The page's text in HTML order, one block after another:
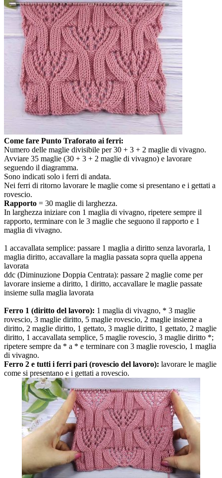
Come fare Punto Traforato ai ferri:
Numero delle maglie divisibile per 30 + 3 + 2 maglie di vivagno.
Avviare 35 maglie (30 + 3 + 2 maglie di vivagno) e lavorare
seguendo il diagramma.
Sono indicati solo i ferri di andata.
Nei ferri di ritorno lavorare le maglie come si presentano e i gettati a
rovescio.
Rapporto = 30 maglie di larghezza.
In larghezza iniziare con 1 maglia di vivagno, ripetere sempre il
rapporto, terminare con le 3 maglie che seguono il rapporto e 1
maglia di vivagno.
1 accavallata semplice: passare 1 maglia a diritto senza lavorarla, 1
maglia diritto, accavallare la maglia passata sopra quella appena
lavorata
ddc (Diminuzione Doppia Centrata): passare 2 maglie come per
lavorare insieme a diritto, 1 diritto, accavallare le maglie passate
insieme sulla maglia lavorata
Ferro 1 (diritto del lavoro): 1 maglia di vivagno, * 3 maglie
rovescio, 3 maglie diritto, 5 maglie rovescio, 2 maglie insieme a
diritto, 2 maglie diritto, 1 gettato, 3 maglie diritto, 1 gettato, 2 maglie
diritto, 1 accavallata semplice, 5 maglie rovescio, 3 maglie diritto *;
ripetere sempre da * a * e terminare con 3 maglie rovescio, 1 maglia
di vivagno.
Ferro 2 e tutti і ferri pari (rovescio del lavoro): lavorare le maglie
come si presentano e i gettati a rovescio.